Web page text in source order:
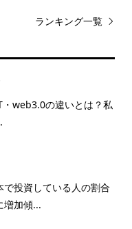
ランキング一覧
・web3.0の違いとは？私
で投資している人の割合
増加傾...